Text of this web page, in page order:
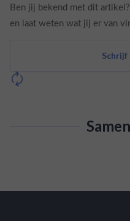
Ben jij bekend met dit
en laat weten wat jij er van
Schrijf